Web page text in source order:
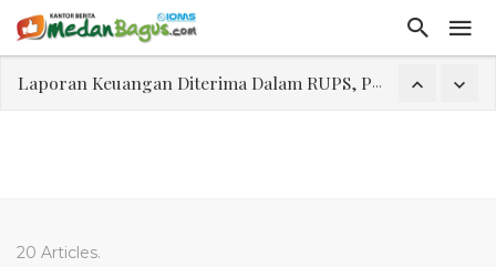
Laporan Keuangan Diterima Dalam RUPS, Pelaporan Hingga Penahanan Mantan Direktur PT GKS Dinilai Rancu
20 Articles.